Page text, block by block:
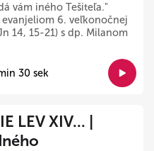
vám iného Tešiteľa."
evanjeliom 6. veľkonočnej
14, 15-21) s dp. Milanom
30 sek
LEV XIV... |